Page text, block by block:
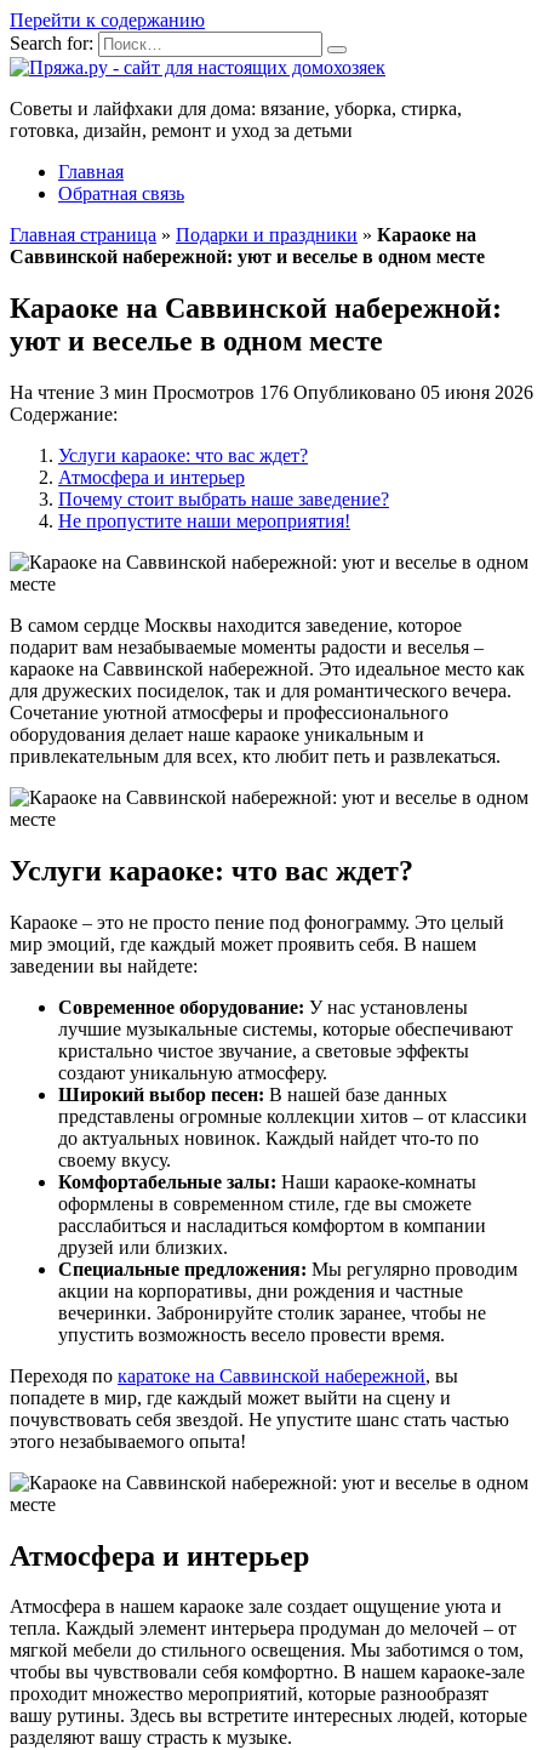
Перейти к содержанию
Search for:
Советы и лайфхаки для дома: вязание, уборка, стирка,
готовка, дизайн, ремонт и уход за детьми
Главная
Обратная связь
Главная страница » Подарки и праздники » Караоке на
Саввинской набережной: уют и веселье в одном месте
Караоке на Саввинской набережной:
уют и веселье в одном месте
На чтение 3 мин Просмотров 176 Опубликовано 05 июня 2026
Содержание:
Услуги караоке: что вас ждет?
Атмосфера и интерьер
Почему стоит выбрать наше заведение?
Не пропустите наши мероприятия!
В самом сердце Москвы находится заведение, которое
подарит вам незабываемые моменты радости и веселья –
караоке на Саввинской набережной. Это идеальное место как
для дружеских посиделок, так и для романтического вечера.
Сочетание уютной атмосферы и профессионального
оборудования делает наше караоке уникальным и
привлекательным для всех, кто любит петь и развлекаться.
Услуги караоке: что вас ждет?
Караоке – это не просто пение под фонограмму. Это целый
мир эмоций, где каждый может проявить себя. В нашем
заведении вы найдете:
Современное оборудование: У нас установлены
лучшие музыкальные системы, которые обеспечивают
кристально чистое звучание, а световые эффекты
создают уникальную атмосферу.
Широкий выбор песен: В нашей базе данных
представлены огромные коллекции хитов – от классики
до актуальных новинок. Каждый найдет что-то по
своему вкусу.
Комфортабельные залы: Наши караоке-комнаты
оформлены в современном стиле, где вы сможете
расслабиться и насладиться комфортом в компании
друзей или близких.
Специальные предложения: Мы регулярно проводим
акции на корпоративы, дни рождения и частные
вечеринки. Забронируйте столик заранее, чтобы не
упустить возможность весело провести время.
Переходя по каратоке на Саввинской набережной, вы
попадете в мир, где каждый может выйти на сцену и
почувствовать себя звездой. Не упустите шанс стать частью
этого незабываемого опыта!
Атмосфера и интерьер
Атмосфера в нашем караоке зале создает ощущение уюта и
тепла. Каждый элемент интерьера продуман до мелочей – от
мягкой мебели до стильного освещения. Мы заботимся о том,
чтобы вы чувствовали себя комфортно. В нашем караоке-зале
проходит множество мероприятий, которые разнообразят
вашу рутины. Здесь вы встретите интересных людей, которые
разделяют вашу страсть к музыке.